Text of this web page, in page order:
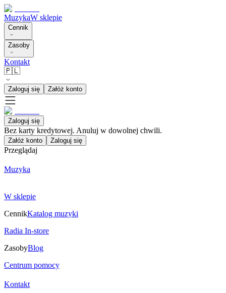
MuzykaW sklepie
Cennik
Zasoby
Kontakt
🇵🇱
Zaloguj się Załóż konto
Zaloguj się
Bez karty kredytowej. Anuluj w dowolnej chwili.
Załóż konto Zaloguj się
Przeglądaj
Muzyka
W sklepie
CennikKatalog muzyki
Radia In-store
ZasobyBlog
Centrum pomocy
Kontakt